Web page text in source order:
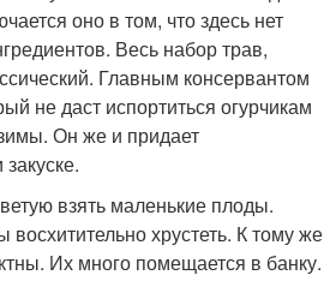
оно в том, что здесь нет
Весь набор трав,
Главным консервантом
не даст испортиться огурчикам
Он же и придает
взять маленькие плоды.
хрустеть. К тому же
Их много помещается в банку.